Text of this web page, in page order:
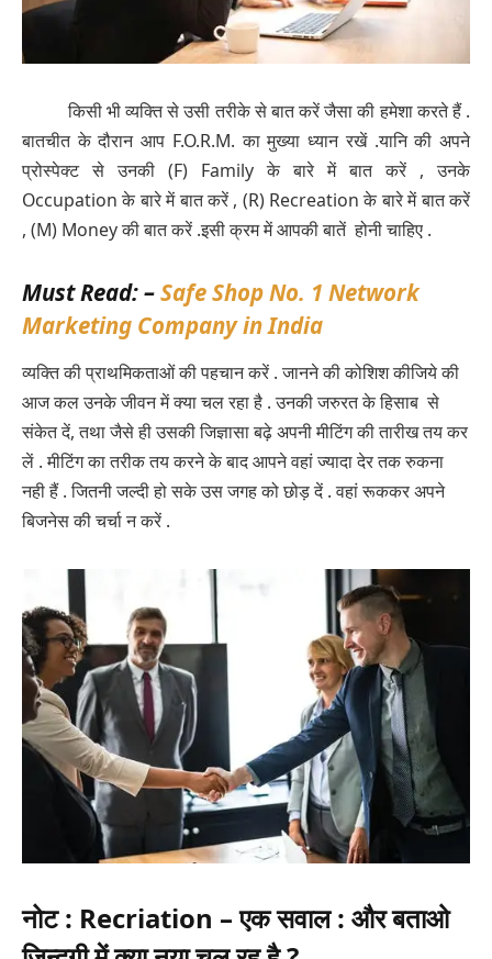
किसी भी व्यक्ति से उसी तरीके से बात करें जैसा की हमेशा करते हैं .
बातचीत के दौरान आप F.O.R.M. का मुख्या ध्यान रखें .यानि की अपने
प्रोस्पेक्ट से उनकी (F) Family के बारे में बात करें , उनके
Occupation के बारे में बात करें , (R) Recreation के बारे में बात करें
, (M) Money की बात करें .इसी क्रम में आपकी बातें होनी चाहिए .
Must Read: –Safe Shop No. 1 Network
Marketing Company in India
व्यक्ति की प्राथमिकताओं की पहचान करें . जानने की कोशिश कीजिये की
आज कल उनके जीवन में क्या चल रहा है . उनकी जरुरत के हिसाब से
संकेत दें, तथा जैसे ही उसकी जिज्ञासा बढ़े अपनी मीटिंग की तारीख तय कर
लें . मीटिंग का तरीक तय करने के बाद आपने वहां ज्यादा देर तक रुकना
नही हैं . जितनी जल्दी हो सके उस जगह को छोड़ दें . वहां रूककर अपने
बिजनेस की चर्चा न करें .
नोट : Recriation – एक सवाल : और बताओ